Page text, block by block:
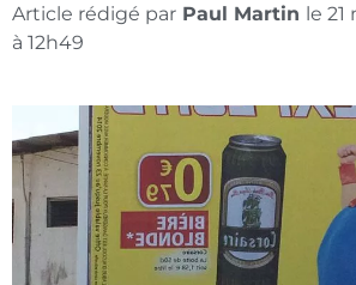
Article rédigé par Paul Martin le 21
à 12h49